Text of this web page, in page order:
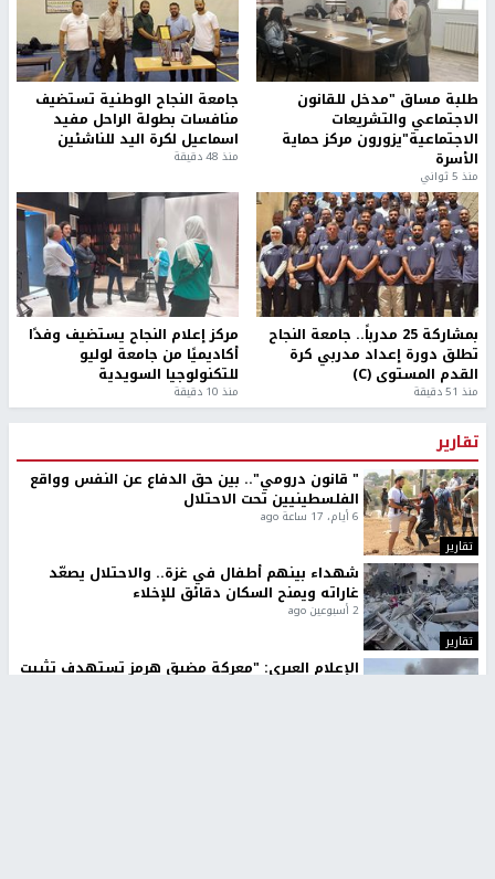
طلبة مساق "مدخل للقانون
الاجتماعي والتشريعات
الاجتماعية"يزورون مركز حماية
الأسرة
منذ 5 ثواني
جامعة النجاح الوطنية تستضيف
منافسات بطولة الراحل مفيد
اسماعيل لكرة اليد للناشئين
منذ 48 دقيقة
بمشاركة 25 مدرباً.. جامعة النجاح
تطلق دورة إعداد مدربي كرة
القدم المستوى (C)
منذ 51 دقيقة
مركز إعلام النجاح يستضيف وفدًا
أكاديميًا من جامعة لوليو
للتكنولوجيا السويدية
منذ 10 دقيقة
تقارير
تقارير
" قانون درومي".. بين حق الدفاع عن النفس وواقع
الفلسطينيين تحت الاحتلال
6 أيام، 17 ساعة ago
تقارير
شهداء بينهم أطفال في غزة.. والاحتلال يصعّد
غاراته ويمنح السكان دقائق للإخلاء
2 أسبوعين ago
الإعلام العبري: "معركة مضيق هرمز تستهدف تثبيت